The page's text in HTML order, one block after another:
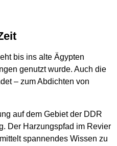
bis ins alte Ägypten
genutzt wurde. Auch die
– zum Abdichten von
auf dem Gebiet der DDR
Der Harzungspfad im Revier
spannendes Wissen zu